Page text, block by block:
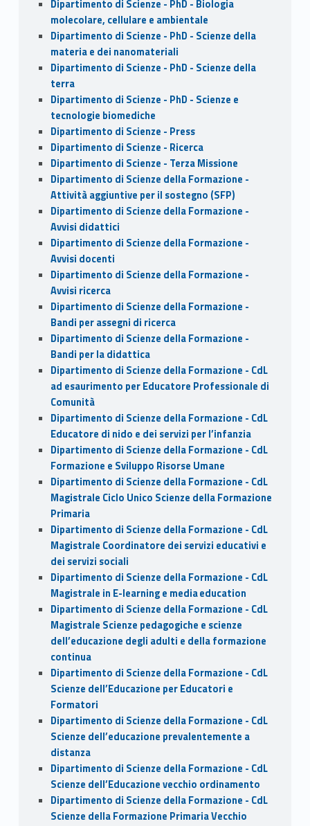
Dipartimento di Scienze - PhD - Biologia
molecolare, cellulare e ambientale
Dipartimento di Scienze - PhD - Scienze della
materia e dei nanomateriali
Dipartimento di Scienze - PhD - Scienze della
terra
Dipartimento di Scienze - PhD - Scienze e
tecnologie biomediche
Dipartimento di Scienze - Press
Dipartimento di Scienze - Ricerca
Dipartimento di Scienze - Terza Missione
Dipartimento di Scienze della Formazione -
Attività aggiuntive per il sostegno (SFP)
Dipartimento di Scienze della Formazione -
Avvisi didattici
Dipartimento di Scienze della Formazione -
Avvisi docenti
Dipartimento di Scienze della Formazione -
Avvisi ricerca
Dipartimento di Scienze della Formazione -
Bandi per assegni di ricerca
Dipartimento di Scienze della Formazione -
Bandi per la didattica
Dipartimento di Scienze della Formazione - CdL
ad esaurimento per Educatore Professionale di
Comunità
Dipartimento di Scienze della Formazione - CdL
Educatore di nido e dei servizi per l’infanzia
Dipartimento di Scienze della Formazione - CdL
Formazione e Sviluppo Risorse Umane
Dipartimento di Scienze della Formazione - CdL
Magistrale Ciclo Unico Scienze della Formazione
Primaria
Dipartimento di Scienze della Formazione - CdL
Magistrale Coordinatore dei servizi educativi e
dei servizi sociali
Dipartimento di Scienze della Formazione - CdL
Magistrale in E-learning e media education
Dipartimento di Scienze della Formazione - CdL
Magistrale Scienze pedagogiche e scienze
dell’educazione degli adulti e della formazione
continua
Dipartimento di Scienze della Formazione - CdL
Scienze dell’Educazione per Educatori e
Formatori
Dipartimento di Scienze della Formazione - CdL
Scienze dell’educazione prevalentemente a
distanza
Dipartimento di Scienze della Formazione - CdL
Scienze dell’Educazione vecchio ordinamento
Dipartimento di Scienze della Formazione - CdL
Scienze della Formazione Primaria Vecchio